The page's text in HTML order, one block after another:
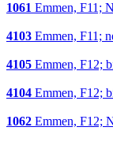
1061 Emmen, F11;
4103 Emmen, F11;
4105 Emmen, F12;
4104 Emmen, F12;
1062 Emmen, F12;